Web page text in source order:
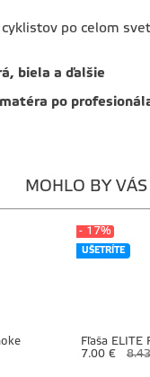
po celom
biela a ďalšie
po
MOHLO BY VÁS
Fľaša ELITE
UŠETRÍTE
- 17%
7.00 €